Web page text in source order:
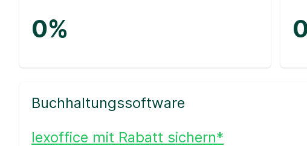
0%
Buchhaltungssoftware
lexoffice mit Rabatt sichern*